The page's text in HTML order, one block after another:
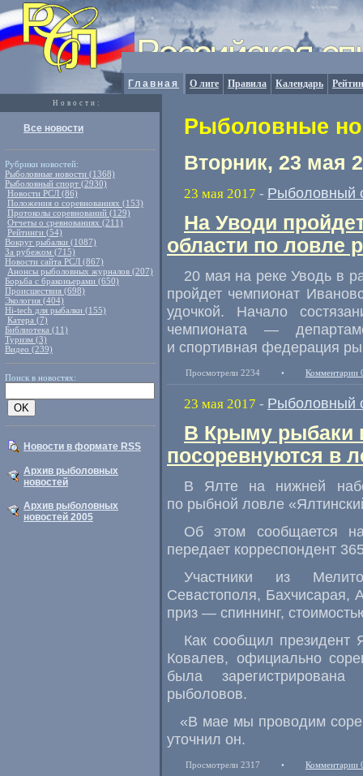
Главная О лиге Правила Календарь
Новости:
Все новости
Рубрики новостей:
Рыболовные новости (1368)
Рыболовный спорт (2930)
Новости РСЛ (86)
Положения о соревнованиях (153)
Протоколы соревнований (129)
Отчеты о сревнованиях (211)
Рейтинги (54)
Вокруг рыбалки (1087)
За рубежом (715)
Новости сайта РСЛ (867)
Анонсы рыболовных журналов (207)
Борьба с браконьерами (650)
Происшествия (698)
Экология (404)
Hi-tech для рыбалки (155)
Катера (7)
Библиотека (11)
Туризм (3)
Видео (239)
Поиск в новостях:
Новости в формате RSS
Архив рыболовных
новостей
Архив рыболовных
новостей 2005
Рыболовные
Вторник, 23 мая
23 мая 2017 - Рыболовный
На Уводи
области по ловле
20 мая на реке Уводь в
пройдет чемпионат
удочкой. Начало
чемпионата —
и спортивная федерация
Просмотрели 2234 • Комментарии
23 мая 2017 - Рыболовный
В Крыму рыбаки
посоревнуются в
В Ялте на нижней
по рыбной ловле «
Об этом сообщается
передает корреспондент
Участники из
Севастополя, Бахчисарая,
приз — спиннинг,
Как сообщил президент
Ковалев, официально
была зарегистрирована
рыболовов.
«В мае мы проводим
уточнил он.
Просмотрели 2317 • Комментарии